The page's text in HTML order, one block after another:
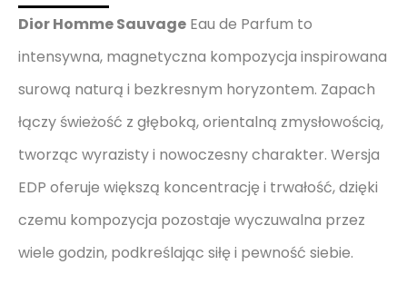
Dior Homme Sauvage Eau de Parfum to
intensywna, magnetyczna kompozycja inspirowana
surową naturą i bezkresnym horyzontem. Zapach
łączy świeżość z głęboką, orientalną zmysłowością,
tworząc wyrazisty i nowoczesny charakter. Wersja
EDP oferuje większą koncentrację i trwałość, dzięki
czemu kompozycja pozostaje wyczuwalna przez
wiele godzin, podkreślając siłę i pewność siebie.